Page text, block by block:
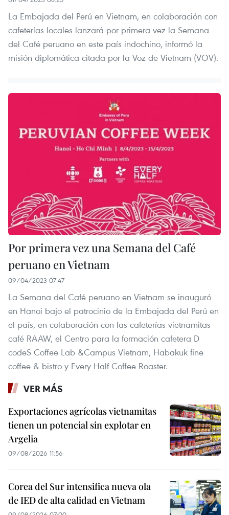
La Embajada del Perú en Vietnam, en colaboración con
cafeterías locales lanzará por primera vez la Semana
del Café peruano en este país indochino, informó la
misión diplomática citada por la Voz de Vietnam (VOV).
Por primera vez una Semana del Café
peruano en Vietnam
09/04/2023 07:47
La Semana del Café peruano en Vietnam se inauguró
en Hanoi bajo el patrocinio de la Embajada del Perú en
el país, en colaboración con las cafeterías vietnamitas
café RAAW, el Centro para la formación cafetera D
́codeS Coffee Lab &Campus Vietnam, Habakuk fine
coffee & bistro y Every Half Coffee Roaster.
VER MÁS
Exportaciones agrícolas vietnamitas
tienen un potencial sin explotar en
Argelia
09/08/2026 11:56
Corea del Sur intensifica nueva ola
de IED de alta calidad en Vietnam